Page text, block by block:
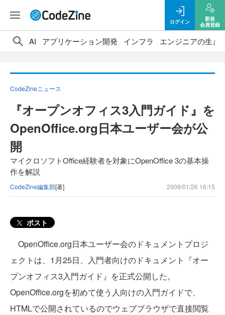
ログイン
新規
会員登録
AI アプリケーション開発 インフラ エンジニアの生き
CodeZineニュース
『オープンオフィス3入門ガイド』を
OpenOffice.org日本ユーザー会が公
開
マイクロソフトOffice経験者を対象にOpenOffice 3の基本操
作を解説
CodeZine編集部[著] 2009/01/26 16:15
ポスト
OpenOffice.org日本ユーザー会のドキュメントプロジ
ェクトは、1月25日、入門者向けのドキュメント『オー
プンオフィス3入門ガイド』を正式公開した。
OpenOffice.orgを初めて使う人向けの入門ガイドで、
HTMLで公開されているのでウェブブラウザで直接閲覧